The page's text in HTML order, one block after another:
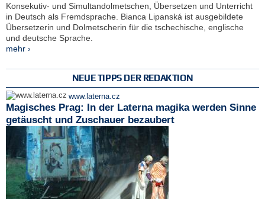
Konsekutiv- und Simultandolmetschen, Übersetzen und Unterricht
in Deutsch als Fremdsprache. Bianca Lipanská ist ausgebildete
Übersetzerin und Dolmetscherin für die tschechische, englische
und deutsche Sprache.
mehr ›
NEUE TIPPS DER REDAKTION
www.laterna.cz
Magisches Prag: In der Laterna magika werden Sinne
getäuscht und Zuschauer bezaubert